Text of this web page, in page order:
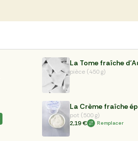
La Tome fraîche
pièce (450 g)
La Crème fraîche
pot (500 g)
2,19 €
Remplacer